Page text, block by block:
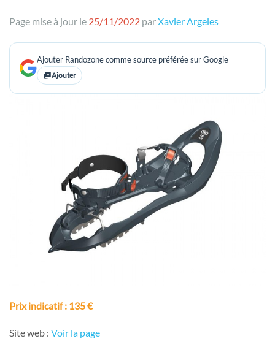
Page mise à jour le 25/11/2022 parXavier Argeles
Ajouter Randozone comme source préférée sur Google
Ajouter
Prix indicatif: 135 €
Site web : Voir la page